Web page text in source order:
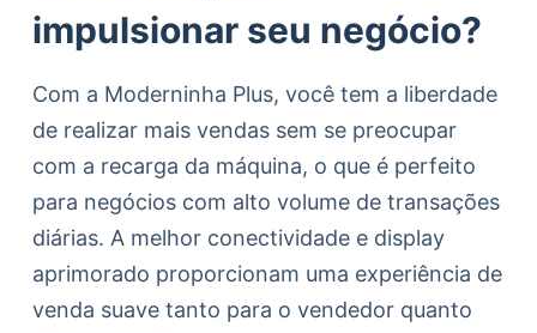
impulsionar seu negócio?
Com a Moderninha Plus, você tem a liberdade
de realizar mais vendas sem se preocupar
com a recarga da máquina, o que é perfeito
para negócios com alto volume de transações
diárias. A melhor conectividade e display
aprimorado proporcionam uma experiência de
venda suave tanto para o vendedor quanto